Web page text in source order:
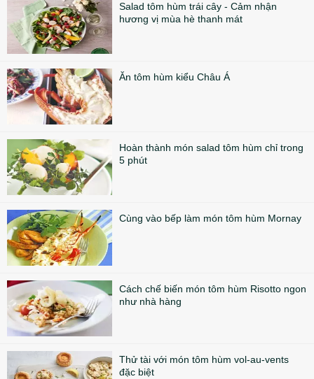
Salad tôm hùm trái cây - Cảm nhận
hương vị mùa hè thanh mát
Ăn tôm hùm kiểu Châu Á
Hoàn thành món salad tôm hùm chỉ trong
5 phút
Cùng vào bếp làm món tôm hùm Mornay
Cách chế biến món tôm hùm Risotto ngon
như nhà hàng
Thử tài với món tôm hùm vol-au-vents
đặc biệt